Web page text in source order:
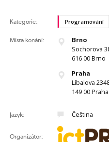
Kategorie: Programování
Místa konání:
Brno
Sochorova
616 00 Brno
Praha
Líbalova
149 00 Praha
Jazyk: Čeština
Organizátor: